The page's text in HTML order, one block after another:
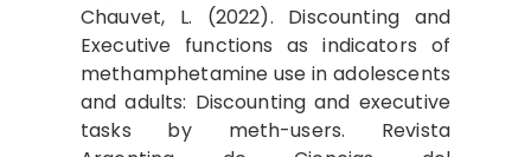
Chauvet, L. (2022). Discounting and
Executive functions as indicators of
methamphetamine use in adolescents
and adults: Discounting and executive
tasks by meth-users. Revista